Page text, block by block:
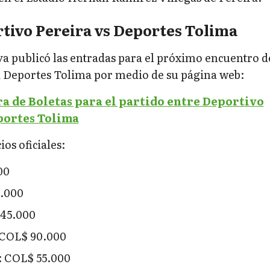
Pereira vs Deportes Tolima
publicó las entradas para el próximo encuentro
Tolima por medio de su página web:
de Boletas para el partido entre Deportivo
Tolima
oficiales:
90.000
55.000